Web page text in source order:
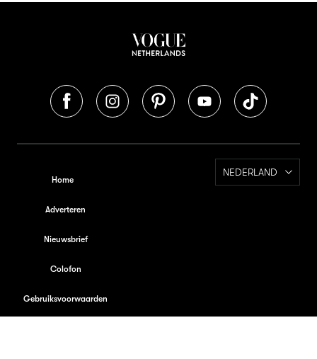
Home
Adverteren
Nieuwsbrief
Colofon
Gebruiksvoorwaarden
NEDERLAND